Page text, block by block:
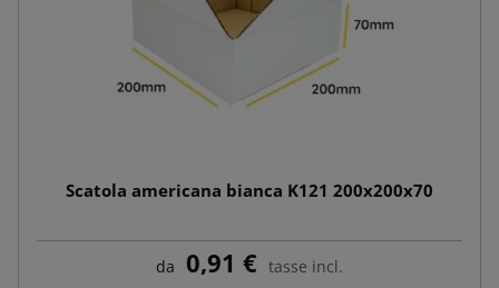
Scatola americana bianca K121 200x200x70
da 0,91 € tasse incl.